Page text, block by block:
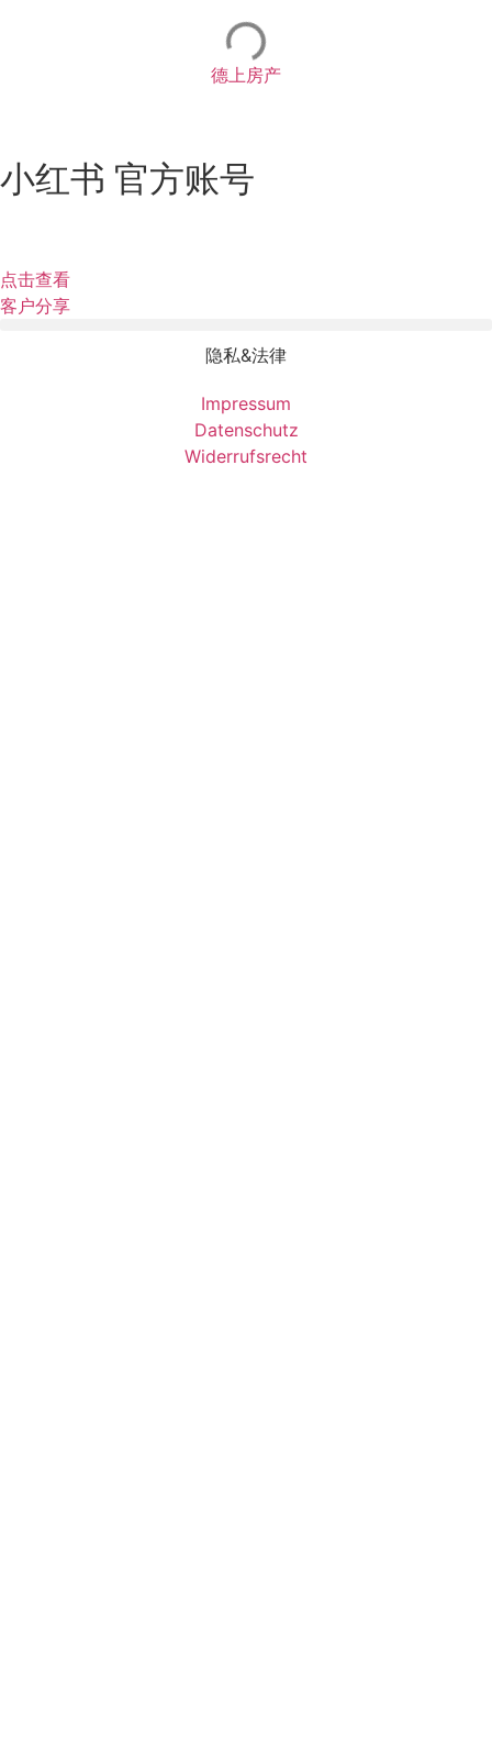
德上房产
小红书 官方账号
点击查看
客户分享
隐私&法律
Impressum
Datenschutz
Widerrufsrecht